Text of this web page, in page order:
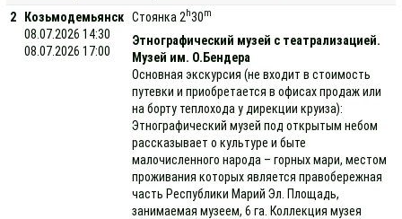
2
Козьмодемьянск
08.07.2026 14:30
08.07.2026 17:00
Стоянка 2 h30m
Этнографический музей с театрализацией.
Музей им. О.Бендера
Основная экскурсия (не входит в стоимость
путевки и приобретается в офисах продаж или
на борту теплохода у дирекции круиза):
Этнографический музей под открытым небом
рассказывает о культуре и быте
малочисленного народа – горных мари, местом
проживания которых является правобережная
часть Республики Марий Эл. Площадь,
занимаемая музеем, 6 га. Коллекция музея